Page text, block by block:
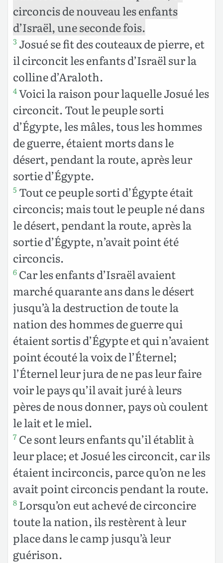
circoncis de nouveau les enfants
d’Israël, une seconde fois.
3 Josué se fit des couteaux de pierre, et
il circoncit les enfants d’Israël sur la
colline d’Araloth.
4Voici la raison pour laquelle Josué les
circoncit. Tout le peuple sorti
d’Égypte, les mâles, tous les hommes
de guerre, étaient morts dans le
désert, pendant la route, après leur
sortie d’Égypte.
5 Tout ce peuple sorti d’Égypte était
circoncis; mais tout le peuple né dans
le désert, pendant la route, après la
sortie d’Égypte, n’avait point été
circoncis.
6 Car les enfants d’Israël avaient
marché quarante ans dans le désert
jusqu’à la destruction de toute la
nation des hommes de guerre qui
étaient sortis d’Égypte et qui n’avaient
point écouté la voix de l’Éternel;
l’Éternel leur jura de ne pas leur faire
voir le pays qu’il avait juré à leurs
pères de nous donner, pays où coulent
le lait et le miel.
7 Ce sont leurs enfants qu’il établit à
leur place; et Josué les circoncit, car ils
étaient incirconcis, parce qu’on ne les
avait point circoncis pendant la route.
8 Lorsqu’on eut achevé de circoncire
toute la nation, ils restèrent à leur
place dans le camp jusqu’à leur
guérison.